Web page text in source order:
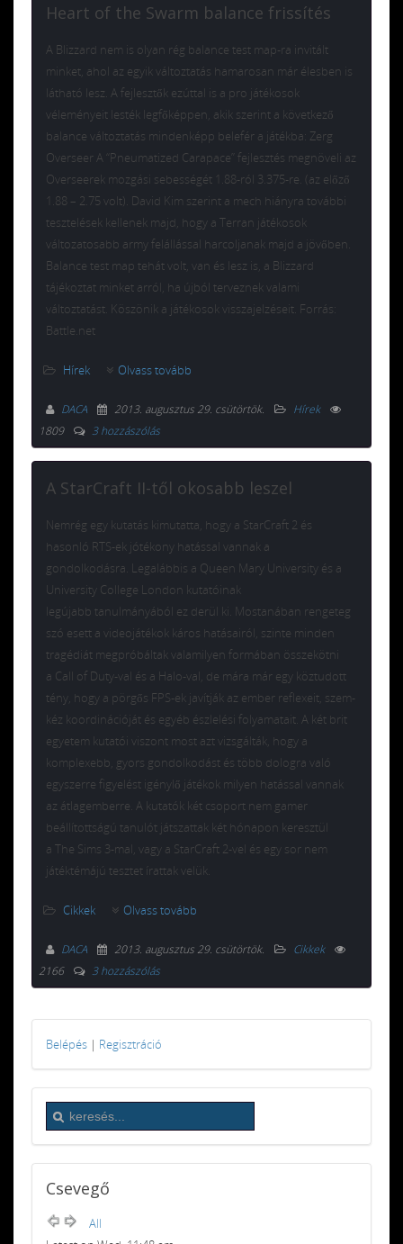
Heart of the Swarm balance frissítés
A Blizzard nem is olyan rég balance test map-ra invitált
minket, ahol az egyik változtatás hamarosan már élesben is
látható lesz. A fejlesztők ezúttal is a pro játékosok
véleményeit lesték legfőképpen, akik szerint a következő
balance változtatás mindenképp belefér a játékba: Zerg
Overseer A “Pneumatized Carapace” fejlesztés megnöveli az
Overseerek mozgási sebességét 1.88-ról 3.375-re. (az előző
1.88 – 2.75 volt). David Kim szerint a mech hiányra további
tesztelések kellenek majd, hogy a Terran játékosok
változatosabb army felállással harcoljanak majd a jövőben.
Balance test map tehát volt, van és lesz is, a Blizzard
tájékoztat minket arról, ha újból terveznek valami
változtatást. Köszönik a játékosok visszajelzéseit. Forrás:
Battle.net
Hírek Olvass tovább
DACA 2013. augusztus 29. csütörtök.
Hírek
1809
3 hozzászólás
A StarCraft II-től okosabb leszel
Nemrég egy kutatás kimutatta, hogy a StarCraft 2 és
hasonló RTS-ek jótékony hatással vannak a
gondolkodásra. Legalábbis a Queen Mary University és a
University College London kutatóinak
legújabb tanulmányából ez derül ki. Mostanában rengeteg
szó esett a videojátékok káros hatásairól, szinte minden
tragédiát megpróbáltak valamilyen formában összekötni
a Call of Duty-val és a Halo-val, de mára már egy köztudott
tény, hogy a pörgős FPS-ek javítják az ember reflexeit, szem-
kéz koordinációját és egyéb észlelési folyamatait. A két brit
egyetem kutatói viszont most azt vizsgálták, hogy a
komplexebb, gyors gondolkodást és több dologra való
egyszerre figyelést igénylő játékok milyen hatással vannak
az átlagemberre. A kutatók két csoport nem gamer
beállítottságú tanulót játszattak két hónapon keresztül
a The Sims 3-mal, vagy a StarCraft 2-vel és egy sor nem
játéktémájú tesztet írattak velük.
Cikkek Olvass tovább
DACA 2013. augusztus 29. csütörtök.
Cikkek
2166
3 hozzászólás
Belépés | Regisztráció
Csevegő
All